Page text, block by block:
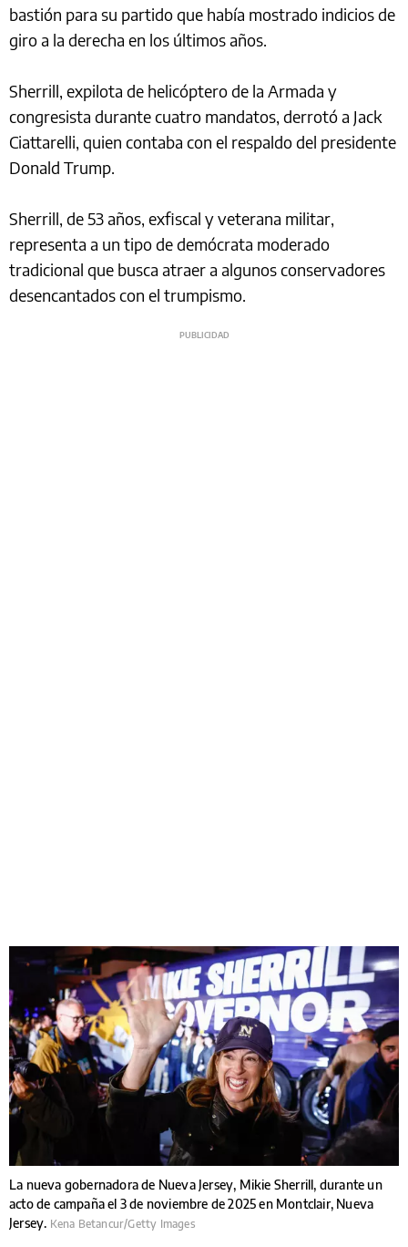
bastión para su partido que había mostrado indicios de
giro a la derecha en los últimos años.
Sherrill, expilota de helicóptero de la Armada y
congresista durante cuatro mandatos, derrotó a Jack
Ciattarelli, quien contaba con el respaldo del presidente
Donald Trump.
Sherrill, de 53 años, exfiscal y veterana militar,
representa a un tipo de demócrata moderado
tradicional que busca atraer a algunos conservadores
desencantados con el trumpismo.
La nueva gobernadora de Nueva Jersey, Mikie Sherrill, durante un
acto de campaña el 3 de noviembre de 2025 en Montclair, Nueva
Jersey. Kena Betancur/Getty Images